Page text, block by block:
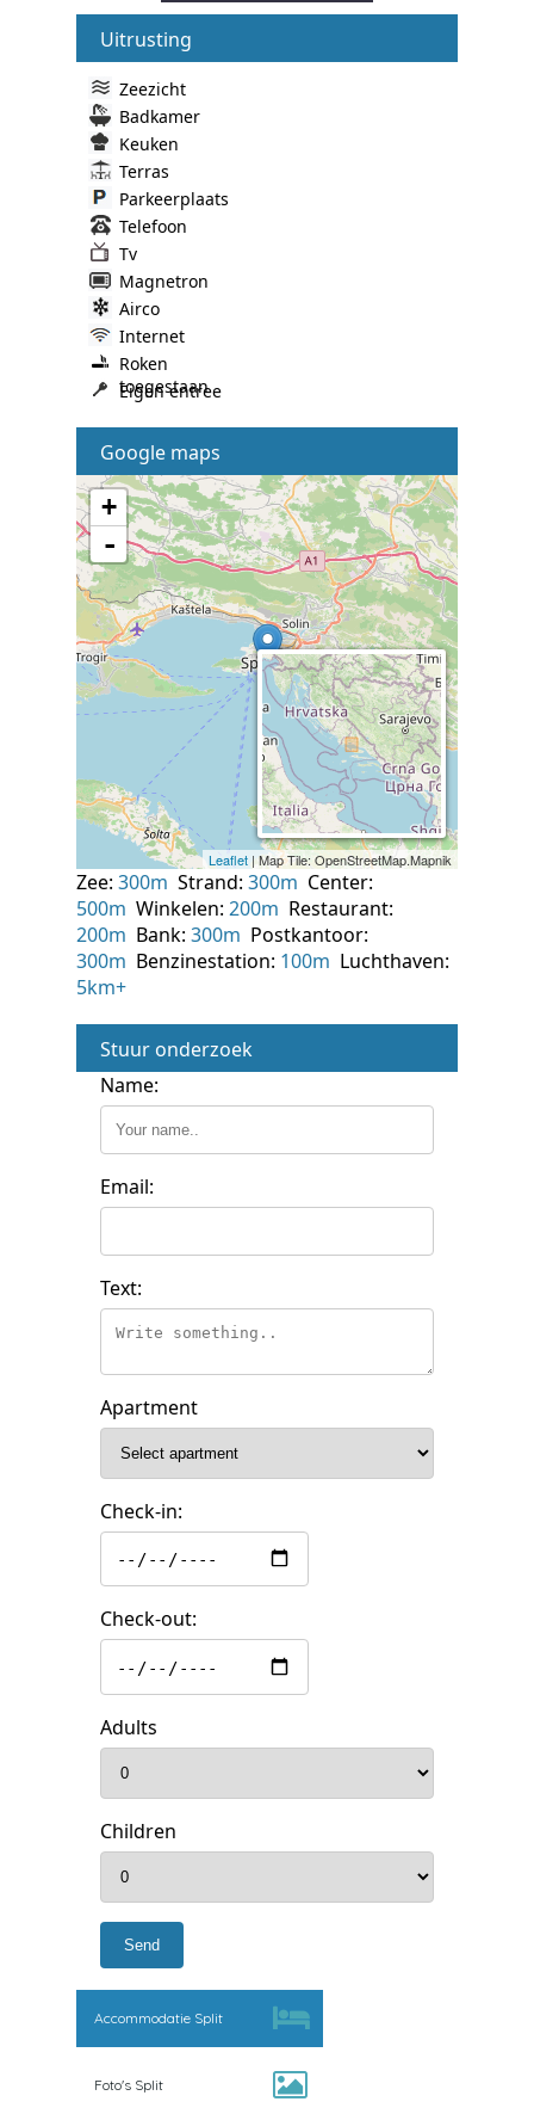
Uitrusting
Zeezicht
Badkamer
Keuken
Terras
Parkeerplaats
Telefoon
Tv
Magnetron
Airco
Internet
Roken
toegestaan
Eigen entree
Google maps
Zee: 300m Strand: 300m Center:
500m Winkelen: 200m Restaurant:
200m Bank: 300m Postkantoor:
300m Benzinestation: 100m Luchthaven:
5km+
Stuur onderzoek
Name:
Email:
Text:
Apartment
Check-in:
Check-out:
Adults
Children
Accommodatie Split
Foto's Split